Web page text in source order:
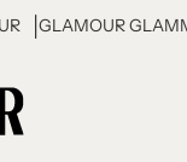
GLAMOUR